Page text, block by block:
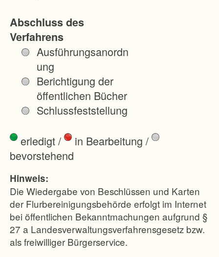
Abschluss des
Verfahrens
Ausführungsanordn
ung
Berichtigung der
öffentlichen Bücher
Schlussfeststellung
erledigt/ in Bearbeitung /
bevorstehend
Hinweis:
Die Wiedergabe von Beschlüssen und Karten
der Flurbereinigungsbehörde erfolgt im Internet
bei öffentlichen Bekanntmachungen aufgrund §
27 a Landesverwaltungsverfahrensgesetz bzw.
als freiwilliger Bürgerservice.